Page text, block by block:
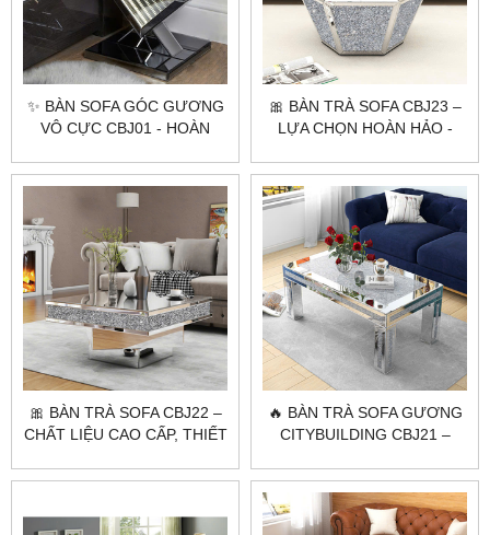
✨ BÀN SOFA GÓC GƯƠNG
VÔ CỰC CBJ01 - HOÀN
🎀 BÀN TRÀ SOFA CBJ23 –
LỰA CHỌN HOÀN HẢO -
🎀 BÀN TRÀ SOFA CBJ22 –
CHẤT LIỆU CAO CẤP, THIẾT
🔥 BÀN TRÀ SOFA GƯƠNG
CITYBUILDING CBJ21 –